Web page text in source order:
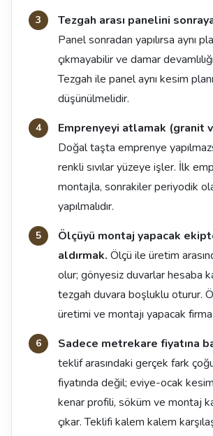
Tezgah arası panelini
Panel sonradan yapılırsa aynı
çıkmayabilir ve damar
Tezgah ile panel aynı kesim
düşünülmelidir.
Emprenyeyi atlamak (granit
Doğal taşta emprenye
renkli sıvılar yüzeye işler. İlk
montajla, sonrakiler periyodik
yapılmalıdır.
Ölçüyü montaj yapacak
aldırmak. Ölçü ile üretim
olur; gönyesiz duvarlar hesaba
tezgah duvara boşluklu oturur.
üretimi ve montajı yapacak firma
Sadece metrekare fiyatına
teklif arasındaki gerçek fark
fiyatında değil; eviye-ocak
kenar profili, söküm ve montaj
çıkar. Teklifi kalem kalem